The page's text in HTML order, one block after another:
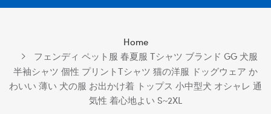
Home
フェンディ ペット服 春夏服 Tシャツ ブランド GG 犬服
半袖シャツ 個性 プリントTシャツ 猫の洋服 ドッグウェア か
わいい 薄い 犬の服 お出かけ着 トップス 小中型犬 オシャレ 通
気性 着心地よい S~2XL